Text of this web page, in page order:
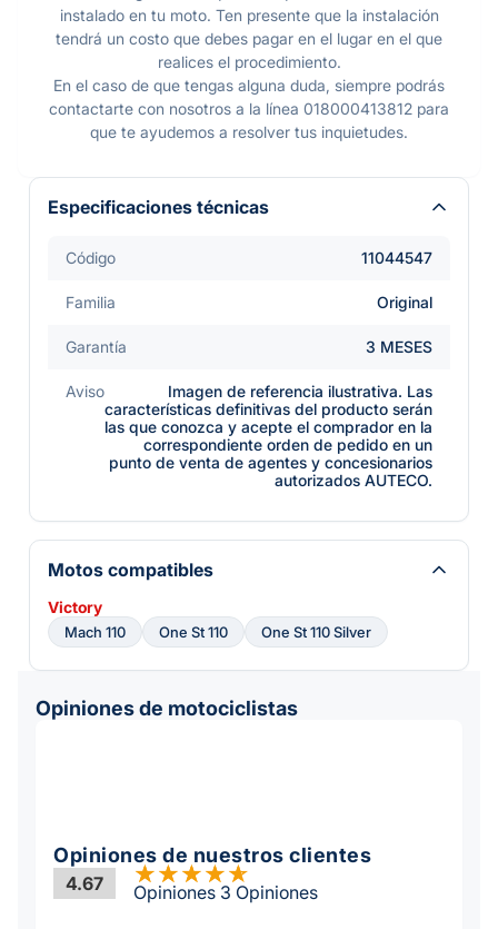
instalado en tu moto. Ten presente que la instalación
tendrá un costo que debes pagar en el lugar en el que
realices el procedimiento.
En el caso de que tengas alguna duda, siempre podrás
contactarte con nosotros a la línea 018000413812 para
que te ayudemos a resolver tus inquietudes.
Especificaciones técnicas
Código 11044547
Familia Original
Garantía 3 MESES
Aviso
Imagen de referencia ilustrativa. Las
características definitivas del producto serán
las que conozca y acepte el comprador en la
correspondiente orden de pedido en un
punto de venta de agentes y concesionarios
autorizados AUTECO.
Motos compatibles
Victory
Mach 110 One St 110 One St 110 Silver
Opiniones de motociclistas
Opiniones de nuestros clientes
4.67 Opiniones 3 Opiniones